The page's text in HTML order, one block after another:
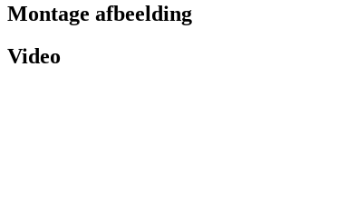
Montage afbeelding
Video